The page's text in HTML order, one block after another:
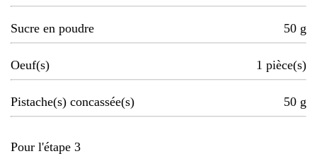
Sucre en poudre 50 g
Oeuf(s) 1 pièce(s)
Pistache(s) concassée(s) 50 g
Pour l'étape 3